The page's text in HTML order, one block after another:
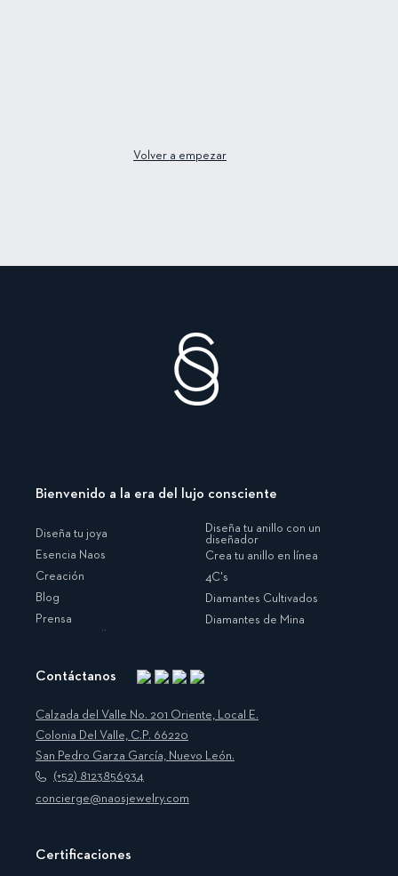
Volver a empezar
Bienvenido a la era del lujo consciente
Diseña tu joya
Esencia Naos
Creación
Blog
Prensa
Diseña tu anillo con un
diseñador
Crea tu anillo en línea
4C's
Diamantes Cultivados
Diamantes de Mina
Contáctanos
Instagram
Facebook
Translation
missing:
es.general.social.links.linkedin
Pinterest
Calzada del Valle No. 201 Oriente, Local E.
Colonia Del Valle, C.P. 66220
San Pedro Garza García, Nuevo León.
(+52) 8123856934
concierge@naosjewelry.com
Certificaciones